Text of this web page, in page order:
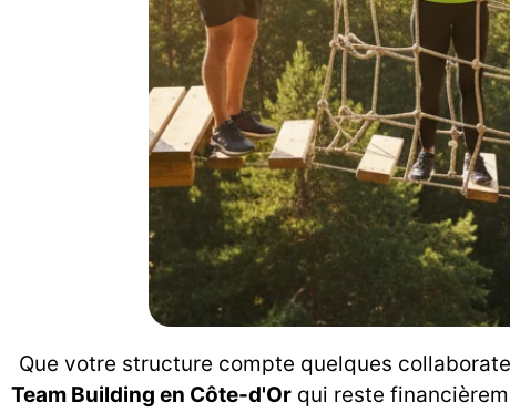
Que votre structure compte quelques
Team Building en Côte-d'Orqui reste